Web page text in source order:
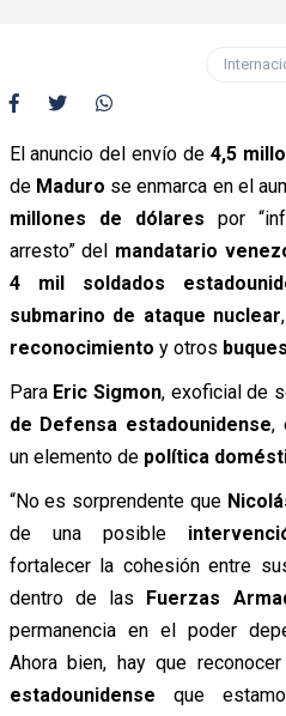
El anuncio del envío de 4,5
de Maduro se enmarca en el
millones de dólares por
arresto” del mandatario
4 mil soldados
submarino de ataque nuclear,
reconocimiento y otros
Para Eric Sigmon, exoficial de
de Defensa estadounidense,
un elemento de política
“No es sorprendente que
de una posible
fortalecer la cohesión entre
dentro de las Fuerzas
permanencia en el poder
Ahora bien, hay que
estadounidense que